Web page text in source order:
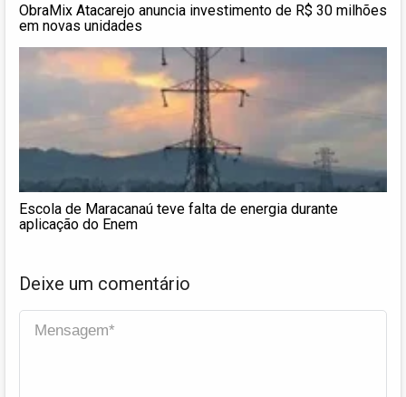
ObraMix Atacarejo anuncia investimento de R$ 30 milhões
em novas unidades
Escola de Maracanaú teve falta de energia durante
aplicação do Enem
Deixe um comentário